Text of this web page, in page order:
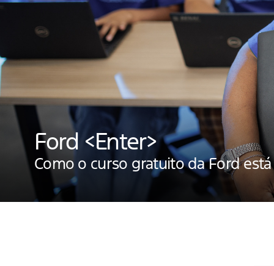
Ford <Enter>
Como o curso gratuito da Ford